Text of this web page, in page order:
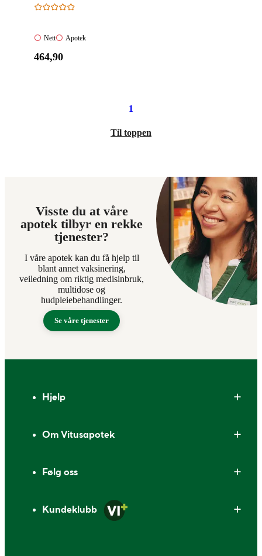
Nett:
tilgjengelig
Nett
Apotek:
Apotek
Pris:
464,90
1
Til toppen
Visste du at våre
apotek tilbyr en rekke
tjenester?
I våre apotek kan du få hjelp til
blant annet vaksinering,
veiledning om riktig medisinbruk,
multidose og
hudpleiebehandlinger.
Se våre tjenester
Hjelp
Om Vitusapotek
Følg oss
Kundeklubb